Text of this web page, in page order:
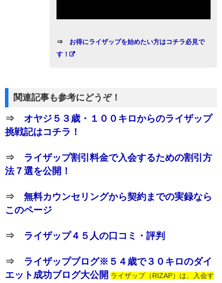
⇒
お得にライザップを始めたい方はコチラ必見で
す！
関連記事も参考にどうぞ！
⇒ オヤジ５３歳・１００キロからのライザップ
挑戦記はコチラ！
⇒ ライザップ割引料金で入会するための割引方
法７選を公開！
⇒ 無料カウンセリングから契約までの実録なら
このページ
⇒ ライザップ４５人の口コミ・評判
⇒ ライザップブログ※５４歳で３０キロのダイ
エット成功ブログ大公開 ライザップ（RIZAP）は、入会す